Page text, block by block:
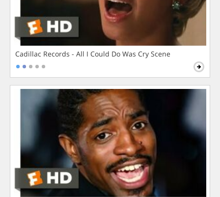
Cadillac Records - All I Could Do Was Cry Scene